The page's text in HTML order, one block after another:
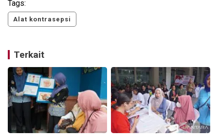
Tags:
Alat kontrasepsi
Terkait